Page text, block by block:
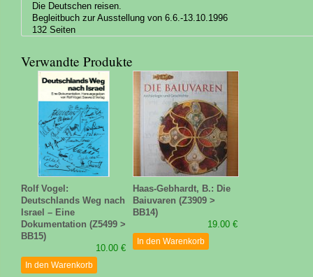
Die Deutschen reisen.
Begleitbuch zur Ausstellung von 6.6.-13.10.1996
132 Seiten
Verwandte Produkte
Rolf Vogel:
Deutschlands Weg nach
Israel – Eine
Dokumentation (Z5499 >
BB15)
10.00 €
In den Warenkorb
Haas-Gebhardt, B.: Die
Baiuvaren (Z3909 >
BB14)
19.00 €
In den Warenkorb